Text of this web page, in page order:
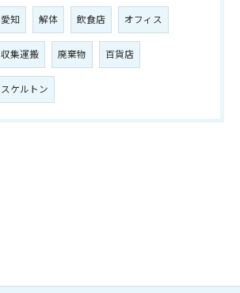
愛知 解体 飲食店 オフィス
収集運搬 廃棄物 百貨店
スケルトン